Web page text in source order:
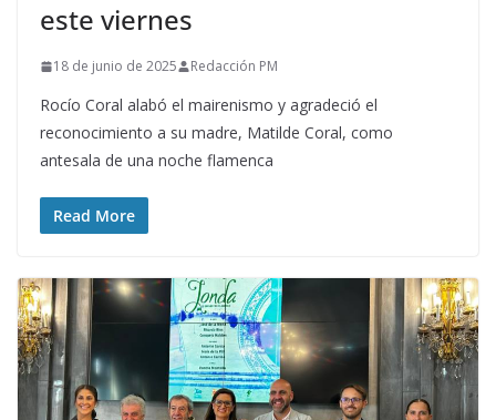
este viernes
18 de junio de 2025 Redacción PM
Rocío Coral alabó el mairenismo y agradeció el
reconocimiento a su madre, Matilde Coral, como
antesala de una noche flamenca
Read More